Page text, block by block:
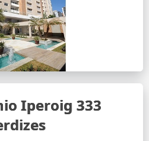
Iperoig 333